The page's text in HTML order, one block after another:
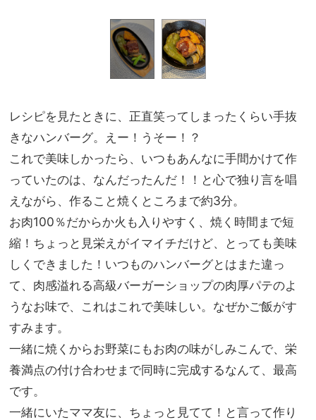
レシピを見たときに、正直笑ってしまったくらい手抜
きなハンバーグ。えー！うそー！？
これで美味しかったら、いつもあんなに手間かけて作
っていたのは、なんだったんだ！！と心で独り言を唱
えながら、作ること焼くところまで約3分。
お肉100％だからか火も入りやすく、焼く時間まで短
縮！ちょっと見栄えがイマイチだけど、とっても美味
しくできました！いつものハンバーグとはまた違っ
て、肉感溢れる高級バーガーショップの肉厚パテのよ
うなお味で、これはこれで美味しい。なぜかご飯がす
すみます。
一緒に焼くからお野菜にもお肉の味がしみこんで、栄
養満点の付け合わせまで同時に完成するなんて、最高
です。
一緒にいたママ友に、ちょっと見てて！と言って作り